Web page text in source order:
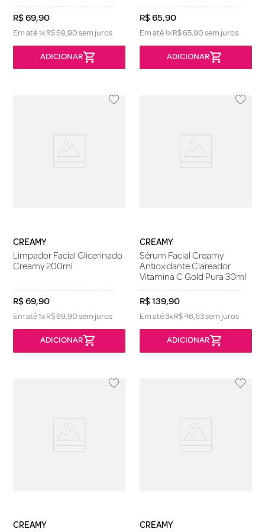
R$69,90
Em até1xR$69,90sem juros
R$65,90
Em até1xR$65,90sem juros
CREAMY
Limpador Facial Glicerinado
Creamy 200ml
R$69,90
Em até1xR$69,90sem juros
CREAMY
Sérum Facial Creamy
Antioxidante Clareador
Vitamina C Gold Pura 30ml
R$139,90
Em até3xR$46,63sem juros
CREAMY CREAMY